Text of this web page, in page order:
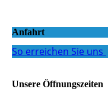
Anfahrt
So erreichen Sie uns
Unsere Öffnungszeiten